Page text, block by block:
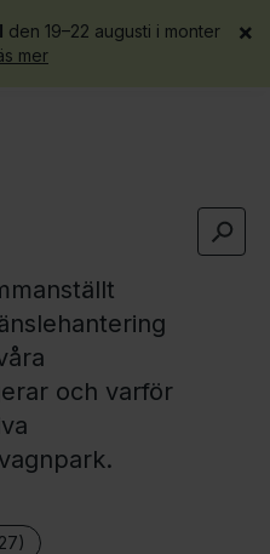
den 19–22 augusti i monter
mer
×
och varför